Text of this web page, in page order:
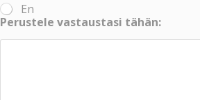
En
Perustele vastaustasi tähän: